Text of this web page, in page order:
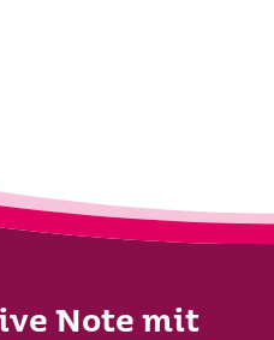
Note mit